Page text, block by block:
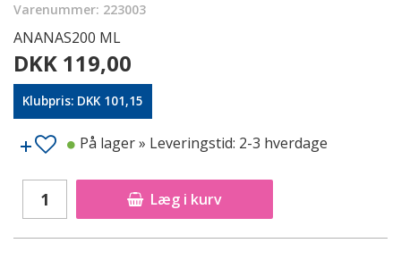
Varenummer: 223003
ANANAS200 ML
DKK 119,00
Klubpris: DKK 101,15
Læg i kurv
På lager» Leveringstid: 2-3 hverdage